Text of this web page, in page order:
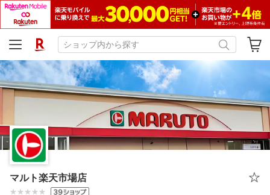
マルト楽天市場店